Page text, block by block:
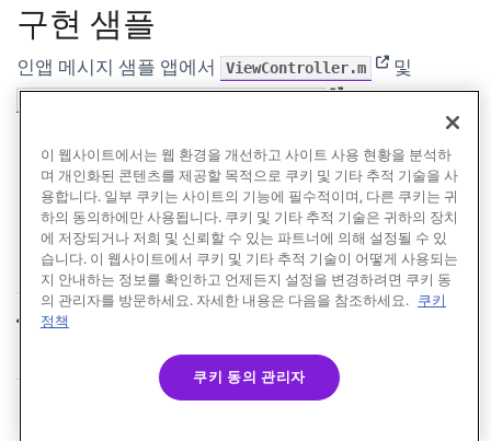
구현 샘플
인앱 메시지 샘플 앱에서 ViewController.m (opens in
및
(opens in new tab)
을 참조하세요.
이전
© Braze. All Rights Reserved Privacy Policy
이 웹사이트에서는 웹 환경을 개선하고 사이트 사용 현황을 분석하
며 개인화된 콘텐츠를 제공할 목적으로 쿠키 및 기타 추적 기술을 사
용합니다. 일부 쿠키는 사이트의 기능에 필수적이며, 다른 쿠키는 귀
하의 동의하에만 사용됩니다. 쿠키 및 기타 추적 기술은 귀하의 장치
에 저장되거나 저희 및 신뢰할 수 있는 파트너에 의해 설정될 수 있
습니다. 이 웹사이트에서 쿠키 및 기타 추적 기술이 어떻게 사용되는
지 안내하는 정보를 확인하고 언제든지 설정을 변경하려면 쿠키 동
의 관리자를 방문하세요. 자세한 내용은 다음을 참조하세요. 쿠키
정책
쿠키 동의 관리자